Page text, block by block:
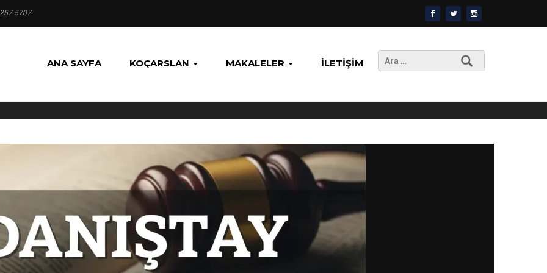
5707
ANA SAYFA KOÇARSLAN MAKALELER İLETIŞIM
Arama: